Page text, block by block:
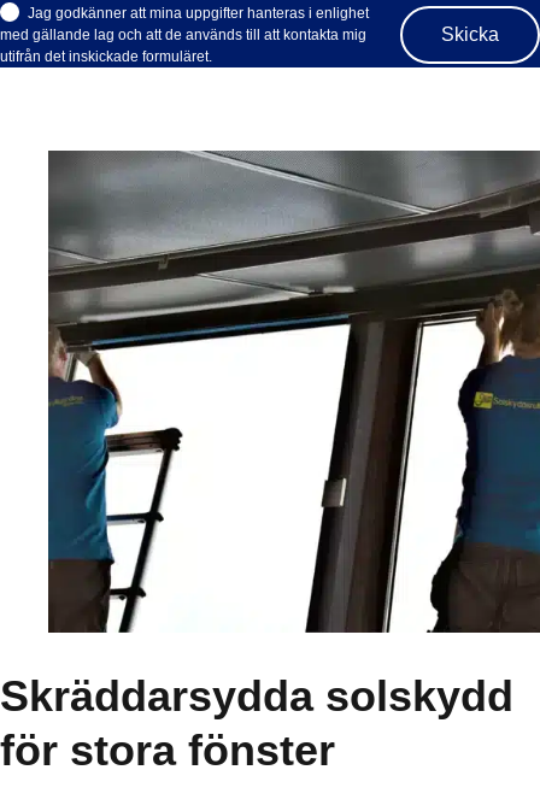
Jag godkänner att mina uppgifter hanteras i enlighet
med gällande lag och att de används till att kontakta mig
utifrån det inskickade formuläret.
Skräddarsydda solskydd
för stora fönster